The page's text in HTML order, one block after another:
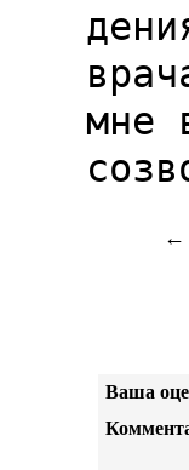
←
Ваша